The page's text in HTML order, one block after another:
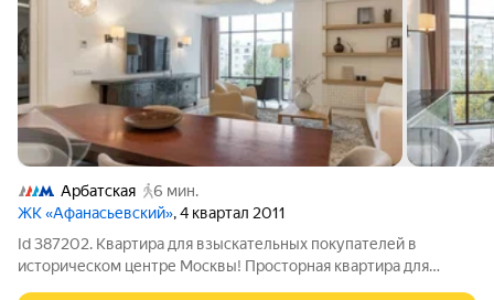
Арбатская
6 мин.
ЖК «Афанасьевский», 4 квартал 2011
Id 387202. Квартира для взыскательных покупателей в
историческом центре Москвы! Просторная квартира для